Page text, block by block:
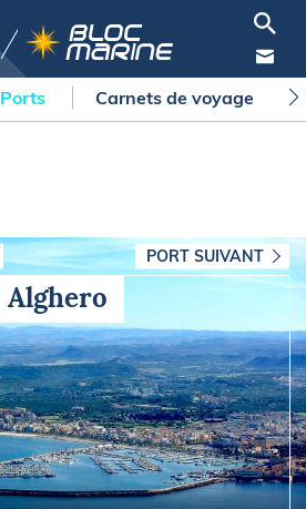
Ports Carnets de voyage
PORT SUIVANT
Alghero